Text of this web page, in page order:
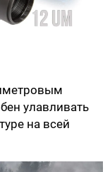
улавливать
на всей